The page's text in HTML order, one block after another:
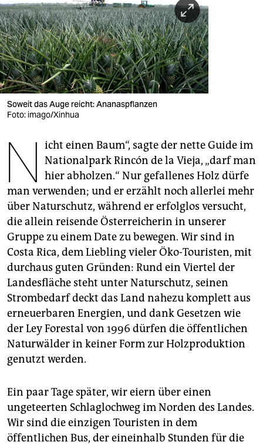
verlag
veranstaltungen
shop
fragen & hilfe
unterstützen
genossenschaft
epaper login
Soweit das Auge reicht: Ananaspflanzen
Foto: imago/Xinhua
N icht einen Baum“, sagte der nette Guide im
Nationalpark Rincón de la Vieja, „darf man
hier abholzen.“ Nur gefallenes Holz dürfe
man verwenden; und er erzählt noch allerlei mehr
über Naturschutz, während er erfolglos versucht,
die allein reisende Österreicherin in unserer
Gruppe zu einem Date zu bewegen. Wir sind in
Costa Rica, dem Liebling vieler Öko-Touristen, mit
durchaus guten Gründen: Rund ein Viertel der
Landesfläche steht unter Naturschutz, seinen
Strombedarf deckt das Land nahezu komplett aus
erneuerbaren Energien, und dank Gesetzen wie
der Ley Forestal von 1996 dürfen die öffentlichen
Naturwälder in keiner Form zur Holzproduktion
genutzt werden.
Ein paar Tage später, wir eiern über einen
ungeteerten Schlaglochweg im Norden des Landes.
Wir sind die einzigen Touristen in dem
öffentlichen Bus, der eineinhalb Stunden für die